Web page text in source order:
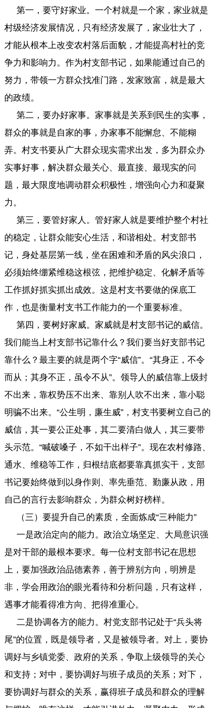
第一，要守好家业。一个村就是一个家，家业就是
村级经济发展情况，只有经济发展了，家业壮大了，
才能从根本上改变农村落后面貌，才能提高村社的竞
争力和影响力。作为村支部书记，如果能通过自己的
努力，带领一方群众找准门路，发家致富，就是最大
的政绩。
第二，要办好家事。家事就是关系到民生的实事，
群众的事就是自家的事，办家事不能懈怠、不能糊
弄。村支书要从广大群众现实需求出发，多为群众办
实事好事，解决群众最关心、最直接、最现实的问
题，最大限度地调动群众积极性，增强向心力和凝聚
力。
第三，要管好家人。管好家人就是要维护整个村社
的稳定，让群众能安心生活，和谐相处。村支部书
记，身处基层第一线，坐在困难和矛盾的风尖浪口，
必须始终绷紧维稳这根弦，把维护稳定、化解矛盾等
工作抓好抓实抓出成效。这是村支书要做的保底工
作，也是衡量村支书工作能力的一个重要标准。
第四，要树好家威。家威就是村支部书记的威信。
我们能当上村支部书记靠什么？我们要当好支部书记
靠什么？最主要的就是两个字“威信”。“其身正，不令
而从；其身不正，虽令不从”。领导人的威信靠上级封
不出来，靠权势压不出来、靠别人吹不出来，靠小聪
明骗不出来。“公生明，廉生威”，村支书要树立自己的
威信，其一要公正处事，其二要清白做人，其三要带
头示范。“喊破嗓子，不如干出样子”。现在农村修路、
通水、维稳等工作，归根结底都要靠真抓实干，支部
书记要始终做到以身作则、率先垂范、勤廉从政，用
自己的言行去影响群众，为群众树好榜样。
（三）要提升自己的素质，全面炼成“三种能力”
一是政治定向的能力。政治立场坚定、大局意识强
是对干部的最根本要求。每一位村支部书记在思想
上，要加强政治品德素养，善于辨别方向，明辨是
非，学会用政治的眼光看待和分析问题，只有这样，
遇事才能看得准方向、把得准重心。
二是协调各方的能力。村党支部书记处于“兵头将
尾”的位置，既是领导者，又是被领导者。对上，要协
调好与乡镇党委、政府的关系，争取上级领导的关心
和支持；对中，要协调好与班子成员的关系；对下，
要协调好与群众的关系，赢得班子成员和群众的理解